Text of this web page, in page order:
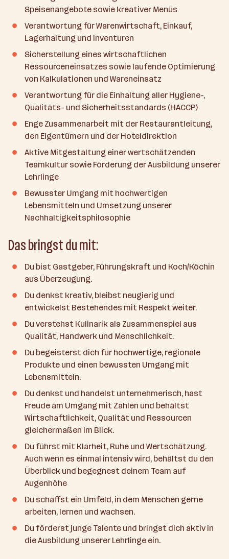
Speisenangebote sowie kreativer Menüs
Verantwortung für Warenwirtschaft, Einkauf,
Lagerhaltung und Inventuren
Sicherstellung eines wirtschaftlichen
Ressourceneinsatzes sowie laufende Optimierung
von Kalkulationen und Wareneinsatz
Verantwortung für die Einhaltung aller Hygiene-,
Qualitäts- und Sicherheitsstandards (HACCP)
Enge Zusammenarbeit mit der Restaurantleitung,
den Eigentümern und der Hoteldirektion
Aktive Mitgestaltung einer wertschätzenden
Teamkultur sowie Förderung der Ausbildung unserer
Lehrlinge
Bewusster Umgang mit hochwertigen
Lebensmitteln und Umsetzung unserer
Nachhaltigkeitsphilosophie
Das bringst du mit:
Du bist Gastgeber, Führungskraft und Koch/Köchin
aus Überzeugung.
Du denkst kreativ, bleibst neugierig und
entwickelst Bestehendes mit Respekt weiter.
Du verstehst Kulinarik als Zusammenspiel aus
Qualität, Handwerk und Menschlichkeit.
Du begeisterst dich für hochwertige, regionale
Produkte und einen bewussten Umgang mit
Lebensmitteln.
Du denkst und handelst unternehmerisch, hast
Freude am Umgang mit Zahlen und behältst
Wirtschaftlichkeit, Qualität und Ressourcen
gleichermaßen im Blick.
Du führst mit Klarheit, Ruhe und Wertschätzung.
Auch wenn es einmal intensiv wird, behältst du den
Überblick und begegnest deinem Team auf
Augenhöhe
Du schaffst ein Umfeld, in dem Menschen gerne
arbeiten, lernen und wachsen.
Du förderst junge Talente und bringst dich aktiv in
die Ausbildung unserer Lehrlinge ein.